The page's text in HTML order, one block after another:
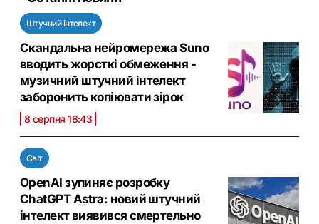
Штучний інтелект
Скандальна нейромережа Suno
вводить жорсткі обмеження -
музичний штучний інтелект
заборонить копіювати зірок
8 серпня 18:43
Світ
OpenAI зупиняє розробку
ChatGPT Astra: новий штучний
інтелект виявився смертельно